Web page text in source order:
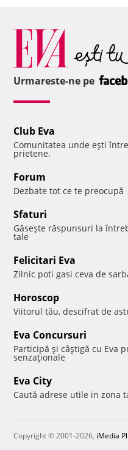
Urmareste-ne pe
Club Eva
Comunitatea unde eşti între
prietene.
Forum
Dezbate tot ce te preocupă
Sfaturi
Găseşte răspunsuri la
tale
Felicitari Eva
Zilnic poti gasi ceva de
Horoscop
Viitorul tău, descifrat de
Eva Concursuri
Participă şi câştigă cu Eva
senzaţionale
Eva City
Caută adrese utile in zona
Copyright © 2001-2026, iMedia